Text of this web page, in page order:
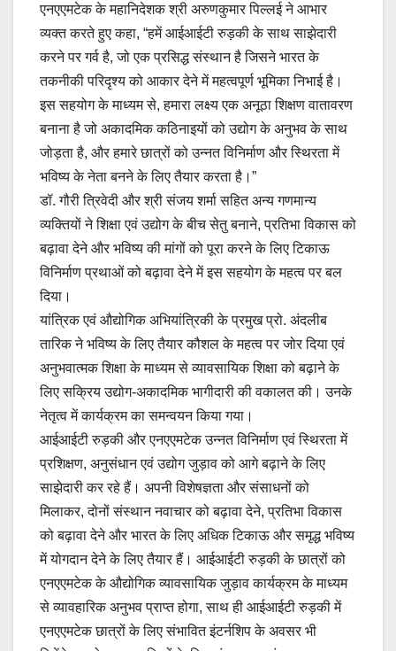
एनएएमटेक के महानिदेशक श्री अरुणकुमार पिल्लई ने आभार
व्यक्त करते हुए कहा, “हमें आईआईटी रुड़की के साथ साझेदारी
करने पर गर्व है, जो एक प्रसिद्ध संस्थान है जिसने भारत के
तकनीकी परिदृश्य को आकार देने में महत्वपूर्ण भूमिका निभाई है।
इस सहयोग के माध्यम से, हमारा लक्ष्य एक अनूठा शिक्षण वातावरण
बनाना है जो अकादमिक कठिनाइयों को उद्योग के अनुभव के साथ
जोड़ता है, और हमारे छात्रों को उन्नत विनिर्माण और स्थिरता में
भविष्य के नेता बनने के लिए तैयार करता है।”
डॉ. गौरी त्रिवेदी और श्री संजय शर्मा सहित अन्य गणमान्य
व्यक्तियों ने शिक्षा एवं उद्योग के बीच सेतु बनाने, प्रतिभा विकास को
बढ़ावा देने और भविष्य की मांगों को पूरा करने के लिए टिकाऊ
विनिर्माण प्रथाओं को बढ़ावा देने में इस सहयोग के महत्व पर बल
दिया।
यांत्रिक एवं औद्योगिक अभियांत्रिकी के प्रमुख प्रो. अंदलीब
तारिक ने भविष्य के लिए तैयार कौशल के महत्व पर जोर दिया एवं
अनुभवात्मक शिक्षा के माध्यम से व्यावसायिक शिक्षा को बढ़ाने के
लिए सक्रिय उद्योग-अकादमिक भागीदारी की वकालत की। उनके
नेतृत्व में कार्यक्रम का समन्वयन किया गया।
आईआईटी रुड़की और एनएएमटेक उन्नत विनिर्माण एवं स्थिरता में
प्रशिक्षण, अनुसंधान एवं उद्योग जुड़ाव को आगे बढ़ाने के लिए
साझेदारी कर रहे हैं। अपनी विशेषज्ञता और संसाधनों को
मिलाकर, दोनों संस्थान नवाचार को बढ़ावा देने, प्रतिभा विकास
को बढ़ावा देने और भारत के लिए अधिक टिकाऊ और समृद्ध भविष्य
में योगदान देने के लिए तैयार हैं। आईआईटी रुड़की के छात्रों को
एनएएमटेक के औद्योगिक व्यावसायिक जुड़ाव कार्यक्रम के माध्यम
से व्यावहारिक अनुभव प्राप्त होगा, साथ ही आईआईटी रुड़की में
एनएएमटेक छात्रों के लिए संभावित इंटर्नशिप के अवसर भी